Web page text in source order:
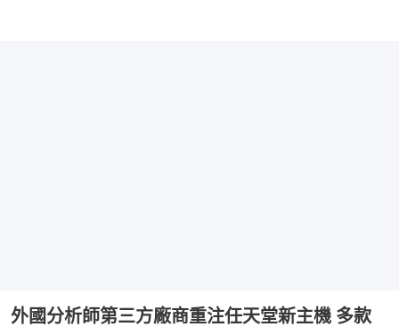
外國分析師第三方廠商重注任天堂新主機 多款